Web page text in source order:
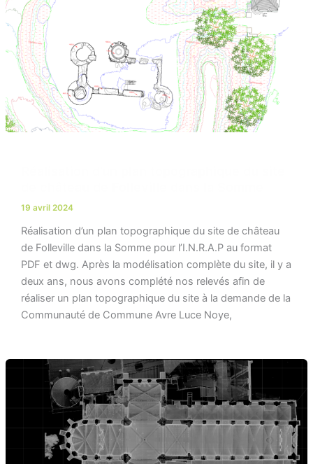
19 avril 2024
Réalisation d’un plan topographique du site de château
de Folleville dans la Somme pour l’I.N.R.A.P au format
PDF et dwg. Après la modélisation complète du site, il y a
deux ans, nous avons complété nos relevés afin de
réaliser un plan topographique du site à la demande de la
Communauté de Commune Avre Luce Noye,